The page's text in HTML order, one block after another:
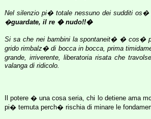
Nel silenzio pi� totale nessuno dei sudditi os�
�guardate, il re � nudo!!�
Si sa che nei bambini la spontaneit� � cos�
grido rimbalz� di bocca in bocca, prima
grande, irriverente, liberatoria risata che
valanga di ridicolo.
Il potere � una cosa seria, chi lo detiene ama
pi� temuta perch� rischia di minare le